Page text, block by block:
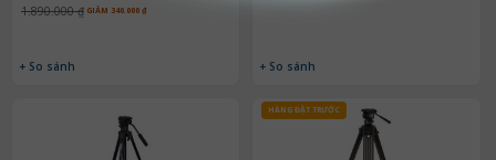
1.890.000 ₫ GIẢM 340.000 ₫
+ So sánh + So sánh
HÀNG ĐẶT TRƯỚC